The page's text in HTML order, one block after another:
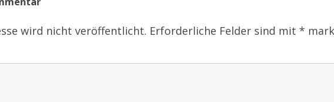
wird nicht veröffentlicht. Erforderliche Felder sind mit *